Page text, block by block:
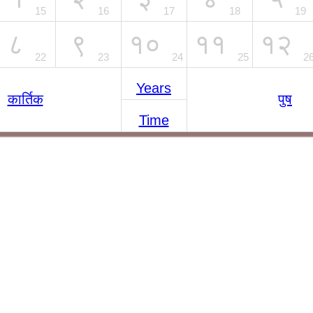
15 16 17 18 19
८ 22 ९ 23 १० 24 ११ 25 १२
कार्तिक
Years
पुष
Time